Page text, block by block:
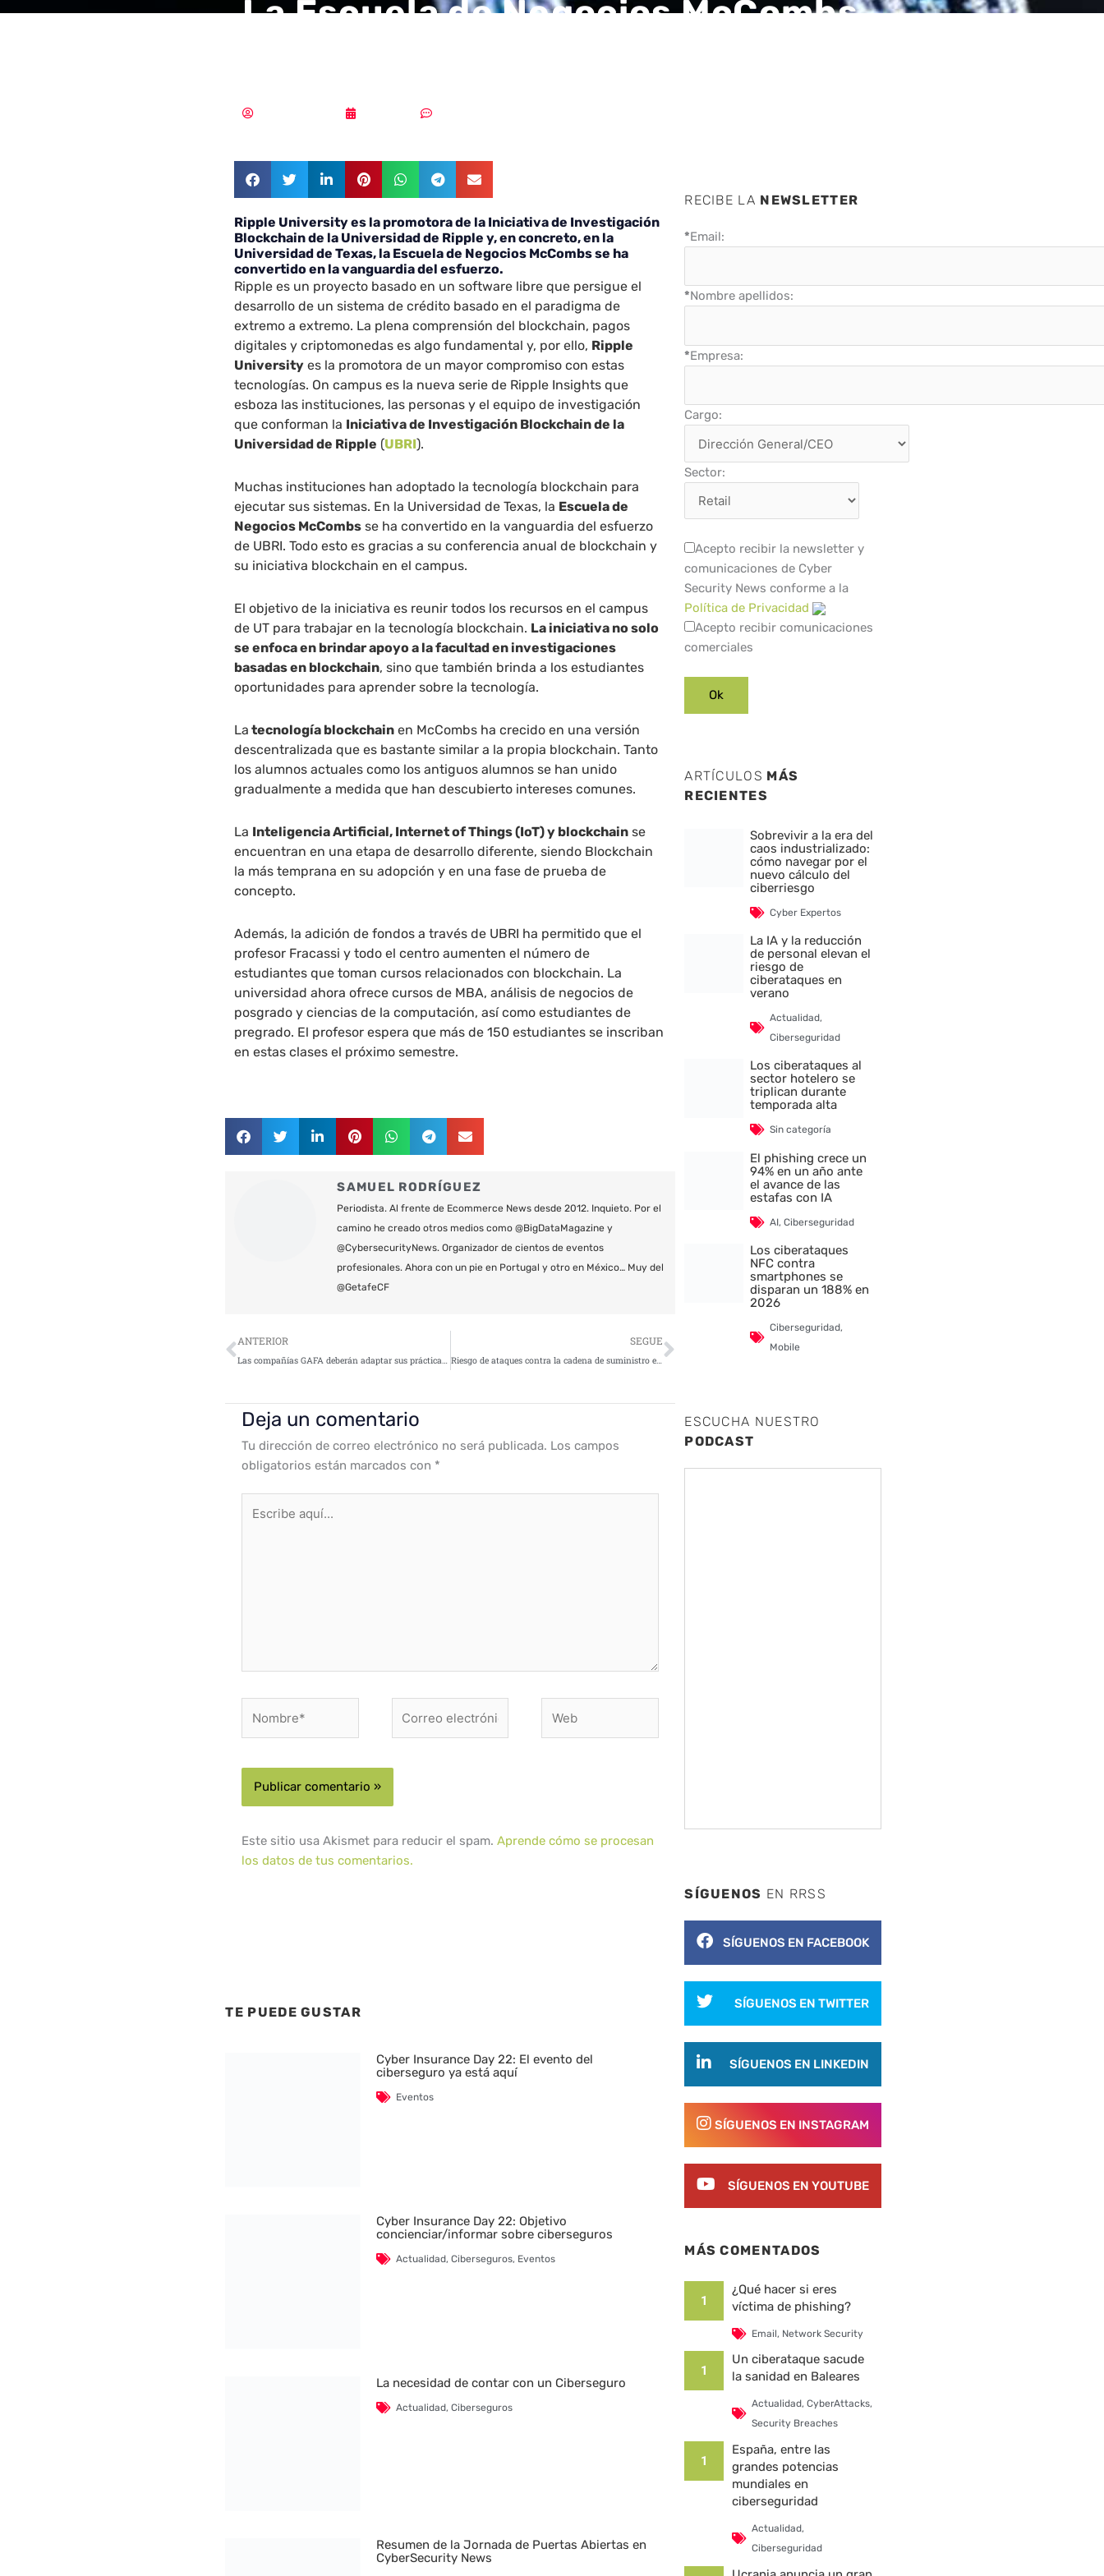
La Escuela de Negocios McCombs
Ripple University es la promotora de la Iniciativa de Investigación
Blockchain de la Universidad de Ripple y, en concreto, en la
Universidad de Texas, la Escuela de Negocios McCombs se ha
convertido en la vanguardia del esfuerzo.
Ripple es un proyecto basado en un software libre que persigue el
desarrollo de un sistema de crédito basado en el paradigma de
extremo a extremo. La plena comprensión del blockchain, pagos
digitales y criptomonedas es algo fundamental y, por ello, Ripple
University es la promotora de un mayor compromiso con estas
tecnologías. On campus es la nueva serie de Ripple Insights que
esboza las instituciones, las personas y el equipo de investigación
que conforman la Iniciativa de Investigación Blockchain de la
Universidad de Ripple (UBRI).
Muchas instituciones han adoptado la tecnología blockchain para
ejecutar sus sistemas. En la Universidad de Texas, la Escuela de
Negocios McCombs se ha convertido en la vanguardia del esfuerzo
de UBRI. Todo esto es gracias a su conferencia anual de blockchain y
su iniciativa blockchain en el campus.
El objetivo de la iniciativa es reunir todos los recursos en el campus
de UT para trabajar en la tecnología blockchain. La iniciativa no solo
se enfoca en brindar apoyo a la facultad en investigaciones
basadas en blockchain, sino que también brinda a los estudiantes
oportunidades para aprender sobre la tecnología.
La tecnología blockchain en McCombs ha crecido en una versión
descentralizada que es bastante similar a la propia blockchain. Tanto
los alumnos actuales como los antiguos alumnos se han unido
gradualmente a medida que han descubierto intereses comunes.
La Inteligencia Artificial, Internet of Things (IoT) y blockchain se
encuentran en una etapa de desarrollo diferente, siendo Blockchain
la más temprana en su adopción y en una fase de prueba de
concepto.
Además, la adición de fondos a través de UBRI ha permitido que el
profesor Fracassi y todo el centro aumenten el número de
estudiantes que toman cursos relacionados con blockchain. La
universidad ahora ofrece cursos de MBA, análisis de negocios de
posgrado y ciencias de la computación, así como estudiantes de
pregrado. El profesor espera que más de 150 estudiantes se inscriban
en estas clases el próximo semestre.
SAMUEL RODRÍGUEZ
Periodista. Al frente de Ecommerce News desde 2012. Inquieto. Por el
camino he creado otros medios como @BigDataMagazine y
@CybersecurityNews. Organizador de cientos de eventos
profesionales. Ahora con un pie en Portugal y otro en México… Muy del
@GetafeCF
Ant
ANTERIOR
Las compañías GAFA deberán adaptar sus prácticas para cumplir con el RGPD
SEGUE
Riesgo de ataques contra la cadena de suministro en los sistemas de agua y energía
Siguiente
Deja un comentario
Tu dirección de correo electrónico no será publicada. Los campos
obligatorios están marcados con *
aquí...
electrónico*
Este sitio usa Akismet para reducir el spam.Aprende cómo se procesan
los datos de tus comentarios.
TE PUEDE GUSTAR
Cyber Insurance Day 22: El evento del
ciberseguro ya está aquí
Eventos
Cyber Insurance Day 22: Objetivo
concienciar/informar sobre ciberseguros
Actualidad, Ciberseguros, Eventos
La necesidad de contar con un Ciberseguro
Actualidad, Ciberseguros
Resumen de la Jornada de Puertas Abiertas en
CyberSecurity News
RECIBE LA NEWSLETTER
*Email:
*Nombre apellidos:
*Empresa:
Cargo:
Sector:
Acepto recibir la newsletter y
comunicaciones de Cyber
Security News conforme a la
Política de Privacidad
Acepto recibir comunicaciones
comerciales
ARTÍCULOS MÁS
RECIENTES
Sobrevivir a la era del
caos industrializado:
cómo navegar por el
nuevo cálculo del
ciberriesgo
Cyber Expertos
La IA y la reducción
de personal elevan el
riesgo de
ciberataques en
verano
Actualidad,
Ciberseguridad
Los ciberataques al
sector hotelero se
triplican durante
temporada alta
Sin categoría
El phishing crece un
94% en un año ante
el avance de las
estafas con IA
AI,Ciberseguridad
Los ciberataques
NFC contra
smartphones se
disparan un 188% en
2026
Ciberseguridad,
Mobile
ESCUCHA NUESTRO
PODCAST
SÍGUENOS EN RRSS
SÍGUENOS EN FACEBOOK
SÍGUENOS EN TWITTER
SÍGUENOS EN LINKEDIN
SÍGUENOS EN INSTAGRAM
SÍGUENOS EN YOUTUBE
MÁS COMENTADOS
1
¿Qué hacer si eres
víctima de phishing?
Email, Network Security
1
Un ciberataque sacude
la sanidad en Baleares
Actualidad, CyberAttacks,
Security Breaches
1
España, entre las
grandes potencias
mundiales en
ciberseguridad
Actualidad,
Ciberseguridad